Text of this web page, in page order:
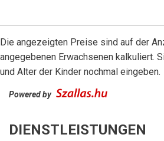
Die angezeigten Preise sind auf der
angegebenen Erwachsenen kalkuliert.
und Alter der Kinder nochmal eingeben.
Powered by
DIENSTLEISTUNGEN